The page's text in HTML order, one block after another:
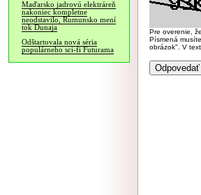
Maďarsko jadrovú elektráreň
nakoniec kompletne
neodstavilo, Rumunsko mení
tok Dunaja
Odštartovala nová séria
populárneho sci-fi Futurama
Pre overenie,
Písmená
obrázok". V